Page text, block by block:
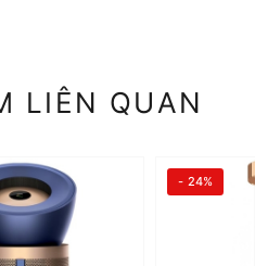
LIÊN QUAN
- 24%